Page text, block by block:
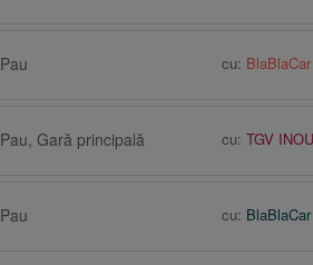
Pau cu:
Pau, Gară principală cu: TGV
Pau cu: BlaBlaCar